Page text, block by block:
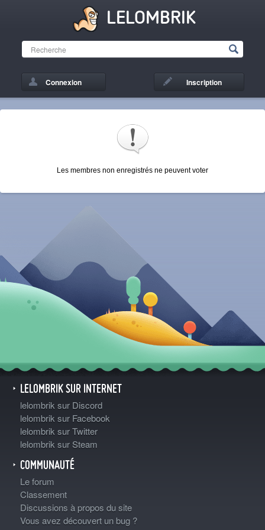
LELOMBRIK
Connexion Inscription
Les membres non enregistrés ne peuvent voter
LELOMBRIK SUR INTERNET
lelombrik sur Discord
lelombrik sur Facebook
lelombrik sur Twitter
lelombrik sur Steam
COMMUNAUTÉ
Le forum
Classement
Discussions à propos du site
Vous avez découvert un bug ?